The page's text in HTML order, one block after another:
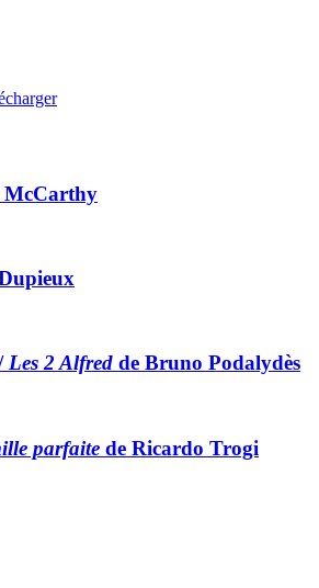
McCarthy
Les 2 Alfred de Bruno Podalydès
parfaite de Ricardo Trogi